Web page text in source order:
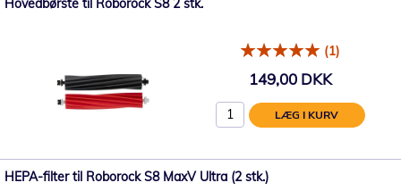
Hovedbørste til Roborock S8 2 stk.
(1)
149,00 DKK
LÆG I KURV
HEPA-filter til Roborock S8 MaxV Ultra (2 stk.)